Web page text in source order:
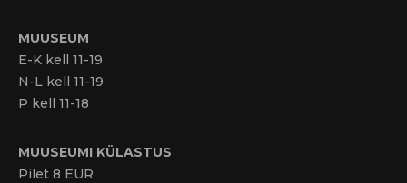
MUUSEUM
E-K kell 11-19
N-L kell 11-19
P kell 11-18
MUUSEUMI KÜLASTUS
Pilet 8 EUR